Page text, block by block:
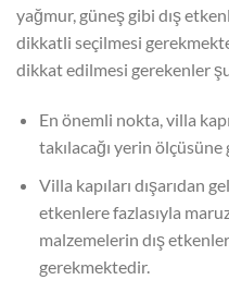
yağmur, güneş gibi dış
dikkatli seçilmesi
dikkat edilmesi gerekenler
En önemli nokta, villa
takılacağı yerin
Villa kapıları dışarıdan
etkenlere fazlasıyla
malzemelerin dış
gerekmektedir.